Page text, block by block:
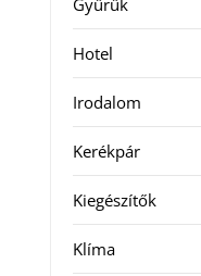
Gyűrűk
Hotel
Irodalom
Kerékpár
Kiegészítők
Klíma